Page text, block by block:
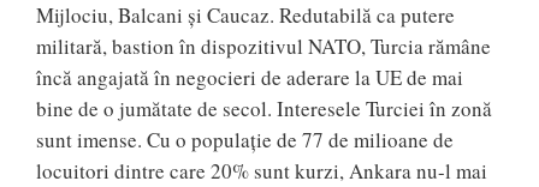
Mijlociu, Balcani şi Caucaz. Redutabilă ca putere
militară, bastion în dispozitivul NATO, Turcia rămâne
încă angajată în negocieri de aderare la UE de mai
bine de o jumătate de secol. Interesele Turciei în zonă
sunt imense. Cu o populație de 77 de milioane de
locuitori dintre care 20% sunt kurzi, Ankara nu-l mai